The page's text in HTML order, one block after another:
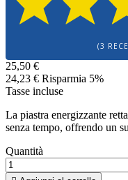
(3
25,50 €
24,23 € Risparmia 5%
Tasse incluse
La piastra energizzante
senza tempo, offrendo un
Quantità